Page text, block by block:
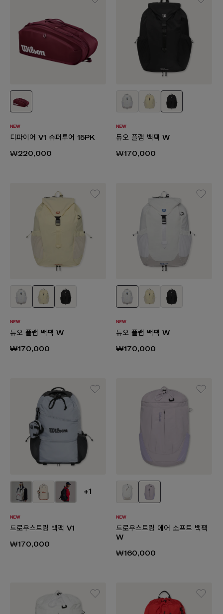
디파이어 V1 슈퍼투어 15PK
₩220,000
듀오 플랩 백팩 W
₩170,000
듀오 플랩 백팩 W
₩170,000
듀오 플랩 백팩 W
₩170,000
+1
드로우스트링 백팩 V1
₩170,000
드로우스트링 에어 소프트 백팩
W
₩160,000